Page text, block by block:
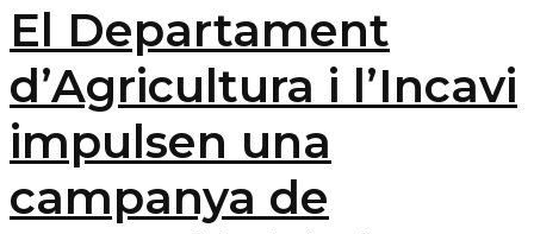
El Departament
d’Agricultura i l’Incavi
impulsen una
campanya de